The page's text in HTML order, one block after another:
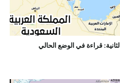
قراءة في الوضع الحالي